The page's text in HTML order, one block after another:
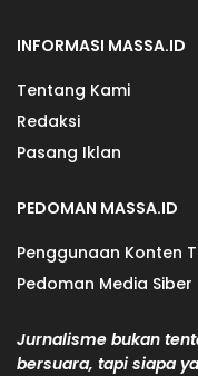
INFORMASI MASSA.ID
Tentang Kami
Redaksi
Pasang Iklan
PEDOMAN MASSA.ID
Penggunaan Konten
Pedoman Media Siber
Jurnalisme bukan
bersuara, tapi siapa